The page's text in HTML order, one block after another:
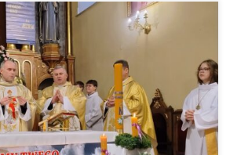
doroczny Odpust Parafialny ku czci
Bpa. Uroczystej Sumie Odpustowej
ks. Zbigniew Kmiecik z Męciny. Mszę
ks. Adam Sroka – proboszcz Parafii
oraz nasz rodak – Ks. Maciej Mitera.